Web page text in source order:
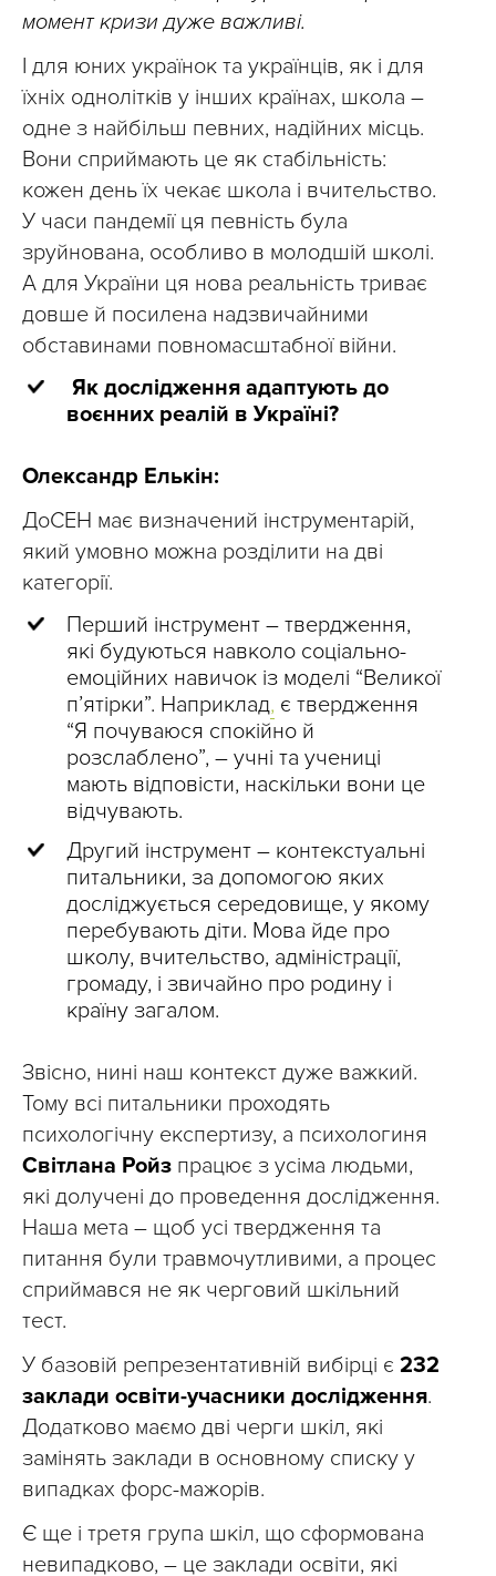
момент кризи дуже важливі.
І для юних українок та українців, як і для
їхніх однолітків у інших країнах, школа –
одне з найбільш певних, надійних місць.
Вони сприймають це як стабільність:
кожен день їх чекає школа і вчительство.
У часи пандемії ця певність була
зруйнована, особливо в молодшій школі.
А для України ця нова реальність триває
довше й посилена надзвичайними
обставинами повномасштабної війни.
Як дослідження адаптують до
воєнних реалій в Україні?
Олександр Елькін:
ДоСЕН має визначений інструментарій,
який умовно можна розділити на дві
категорії.
Перший інструмент – твердження,
які будуються навколо соціально-
емоційних навичок із моделі “Великої
п’ятірки”. Наприклад, є твердження
“Я почуваюся спокійно й
розслаблено”, – учні та учениці
мають відповісти, наскільки вони це
відчувають.
Другий інструмент – контекстуальні
питальники, за допомогою яких
досліджується середовище, у якому
перебувають діти. Мова йде про
школу, вчительство, адміністрації,
громаду, і звичайно про родину і
країну загалом.
Звісно, нині наш контекст дуже важкий.
Тому всі питальники проходять
психологічну експертизу, а психологиня
Світлана Ройз працює з усіма людьми,
які долучені до проведення дослідження.
Наша мета – щоб усі твердження та
питання були травмочутливими, а процес
сприймався не як черговий шкільний
тест.
У базовій репрезентативній вибірці є 232
заклади освіти-учасники дослідження.
Додатково маємо дві черги шкіл, які
замінять заклади в основному списку у
випадках форс-мажорів.
Є ще і третя група шкіл, що сформована
невипадково, – це заклади освіти, які